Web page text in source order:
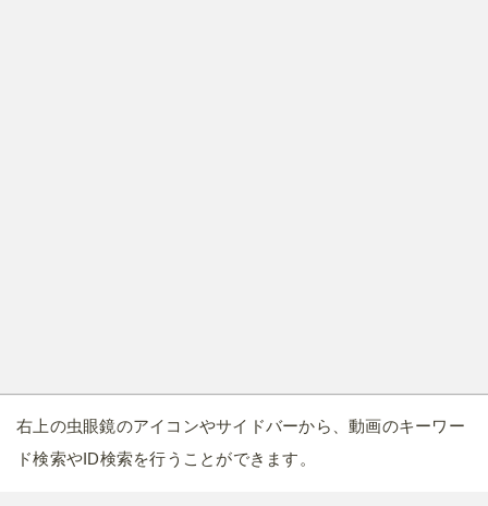
右上の虫眼鏡のアイコンやサイドバーから、動画のキーワー
ド検索やID検索を行うことができます。